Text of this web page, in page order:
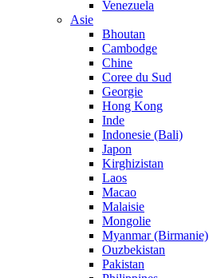
Venezuela
Asie
Bhoutan
Cambodge
Chine
Coree du Sud
Georgie
Hong Kong
Inde
Indonesie (Bali)
Japon
Kirghizistan
Laos
Macao
Malaisie
Mongolie
Myanmar (Birmanie)
Ouzbekistan
Pakistan